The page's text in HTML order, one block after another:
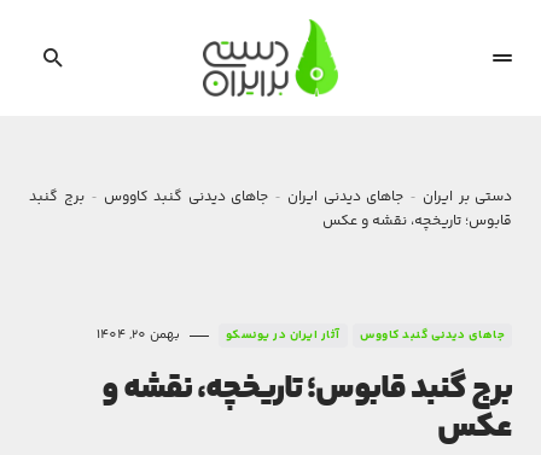
دستی بر ایران جاهای دیدنی ایران جاهای دیدنی گنبد کاووس
برج گنبد
قابوس؛ تاریخچه، نقشه و عکس
جاهای دیدنی گنبد کاووس آثار ایران در یونسکو بهمن 20, 1404
برج گنبد قابوس؛ تاریخچه، نقشه و
عکس